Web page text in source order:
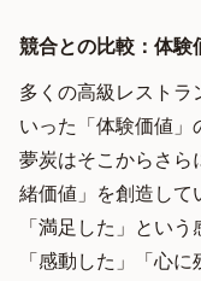
競合との比較：体験
多くの高級レストラ
いった「体験価値」
夢炭はそこからさら
緒価値」を創造して
「満足した」とい
「感動した」「心